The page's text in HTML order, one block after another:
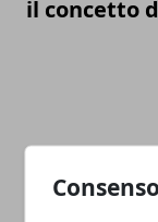
il concetto